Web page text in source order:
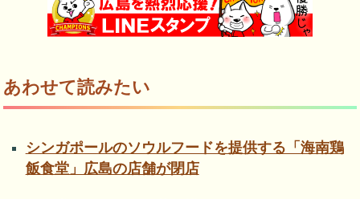
あわせて読みたい
シンガポールのソウルフードを提供する「海南鶏
飯食堂」広島の店舗が閉店